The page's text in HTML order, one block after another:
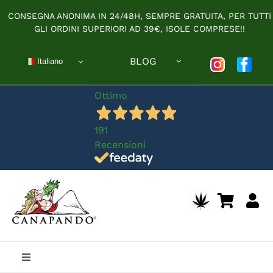
contenuto
CONSEGNA ANONIMA IN 24/48H, SEMPRE GRATUITA, PER TUTTI
GLI ORDINI SUPERIORI AD 39€, ISOLE COMPRESE!!
Italiano BLOG
Ottimo
191
Recensioni
Toggle